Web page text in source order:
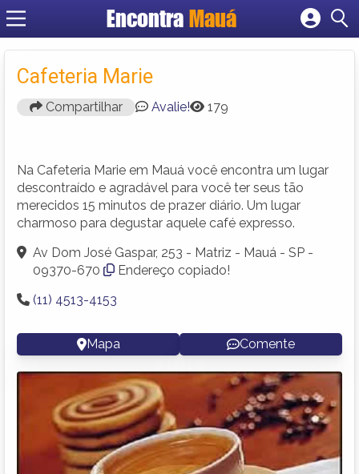
EncontraMauá
Cafeteria Marie
Compartilhar Avalie! 179
Na Cafeteria Marie em Mauá você encontra um lugar
descontraído e agradável para você ter seus tão
merecidos 15 minutos de prazer diário. Um lugar
charmoso para degustar aquele café expresso.
Av Dom José Gaspar, 253 - Matriz - Mauá - SP -
09370-670
Endereço copiado!
(11) 4513-4153
Mapa Comente